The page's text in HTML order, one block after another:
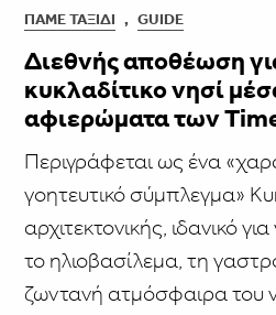
ΠΆΜΕ ΤΑΞΊΔΙ , GUIDE
Διεθνής αποθέωση
κυκλαδίτικο νησί
αφιερώματα των
Περιγράφεται ως ένα
γοητευτικό σύμπλεγμα»
αρχιτεκτονικής, ιδανικό
το ηλιοβασίλεμα, τη
ζωντανή ατμόσφαιρα του